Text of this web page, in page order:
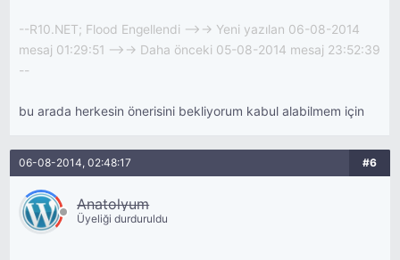
--R10.NET; Flood Engellendi -->-> Yeni yazılan 06-08-2014
mesaj 01:29:51 -->-> Daha önceki 05-08-2014 mesaj 23:52:39
--
bu arada herkesin önerisini bekliyorum kabul alabilmem için
06-08-2014, 02:48:17 #6
Anatolyum
Üyeliği durduruldu